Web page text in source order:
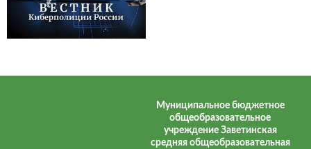
Муниципальное бюджетное
общеобразовательное
учреждение Заветинская
средняя общеобразовательная